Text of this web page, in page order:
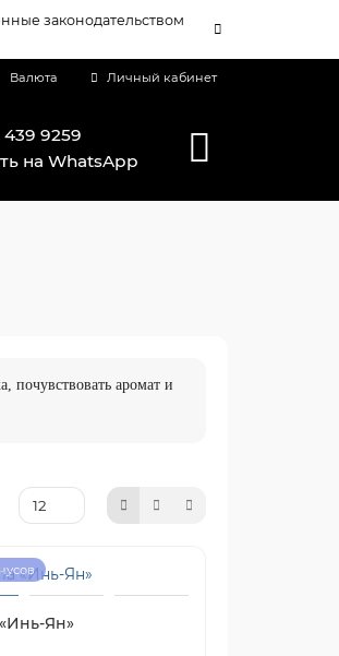
законодательством
Валюта Личный кабинет
439 9259
на WhatsApp
почувствовать аромат и
Ян»